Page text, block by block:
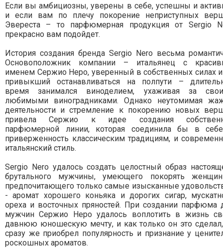
Если вы амбициозны, уверены в себе, успешны и
и если вам по плечу покорение неприступных
Эвереста – то парфюмерная продукция от Sergio
прекрасно вам подойдет.
История создания бренда Sergio Nero весьма
Основоположник компании – итальянец с
именем Сержио Неро, уверенный в собственных силах
привыкший останавливаться на полпути –
время занимался виноделием, ухаживая за
любимыми виноградниками. Однако неутомимая
деятельности и стремление к покорению новых
привела Сержио к идее создания
парфюмерной линии, которая соединила бы в
приверженность классическим традициям, и
итальянский стиль.
Sergio Nero удалось создать целостный образ
брутального мужчины, умеющего покорять
предпочитающего только самые изысканные
- аромат хорошего коньяка и дорогих сигар,
ореха и восточных пряностей. При создании парфюма
мужчин Сержио Неро удалось воплотить в жизнь
давнюю юношескую мечту, и как только он это
сразу же приобрел популярность и признание у
роскошных ароматов.